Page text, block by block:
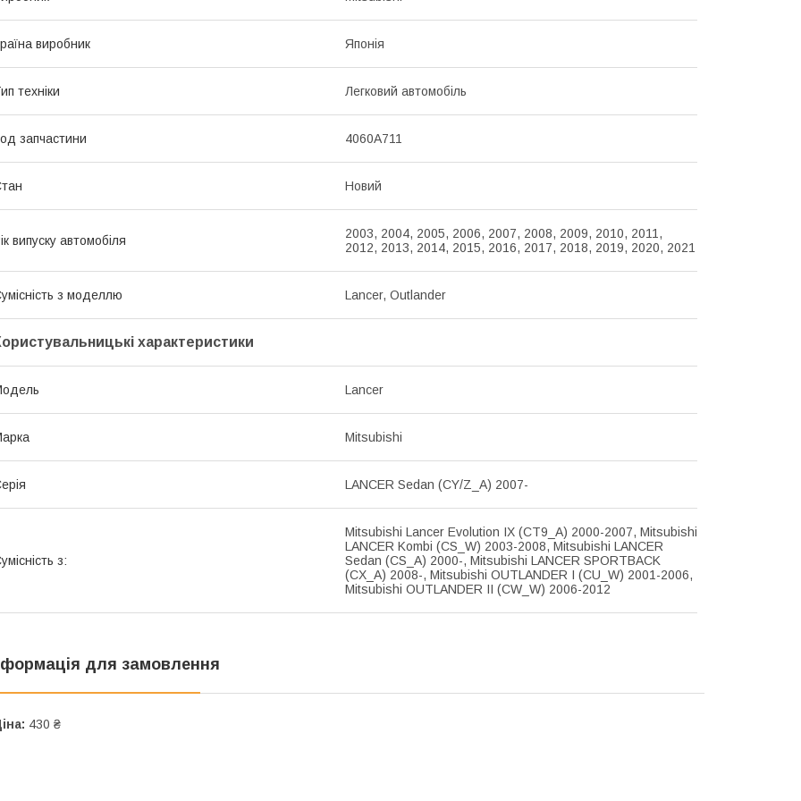
виробник Японія
техніки Легковий автомобіль
запчастини 4060A711
Новий
випуску автомобіля
2003, 2004, 2005, 2006, 2007, 2008, 2009, 2010, 2011,
2012, 2013, 2014, 2015, 2016, 2017, 2018, 2019, 2020, 2021
з моделлю Lancer, Outlander
характеристики
Lancer
Mitsubishi
LANCER Sedan (CY/Z_A) 2007-
з:
Mitsubishi Lancer Evolution IX (CT9_A) 2000-2007, Mitsubishi
LANCER Kombi (CS_W) 2003-2008, Mitsubishi LANCER
Sedan (CS_A) 2000-, Mitsubishi LANCER SPORTBACK
(CX_A) 2008-, Mitsubishi OUTLANDER I (CU_W) 2001-2006,
Mitsubishi OUTLANDER II (CW_W) 2006-2012
для замовлення
430 ₴